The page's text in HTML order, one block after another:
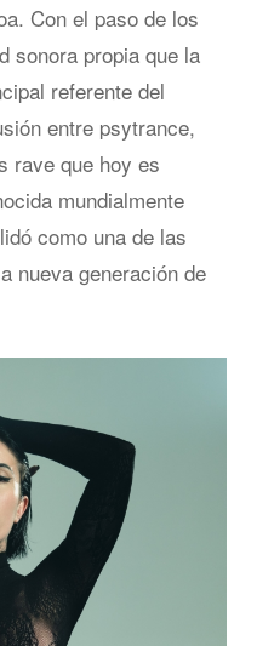
Con el paso de los
sonora propia que la
referente del
entre psytrance,
rave que hoy es
mundialmente
como una de las
nueva generación de